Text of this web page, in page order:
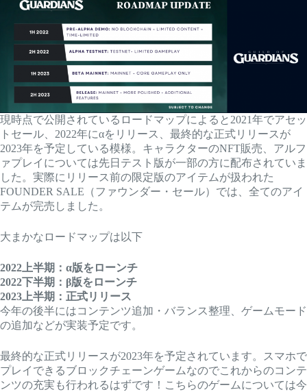
現時点で公開されているロードマップによると2021年でアセッ
トセール、2022年にαをリリース、最終的な正式リリースが
2023年を予定している模様。キャラクターのNFT販売、アルフ
ァプレイについては先日テスト版が一部の方に配布されていま
した。実際にリリース前の限定版のアイテムが扱われた
FOUNDER SALE（ファウンダー・セール）では、全てのアイ
テムが完売しました。
大まかなロードマップは以下
2022上半期：α版をローンチ
2022下半期：β版をローンチ
2023上半期：正式リリース
今年の後半にはコンテンツ追加・バランス整理、ゲームモード
の追加などが実装予定です。
最終的な正式リリースが2023年を予定されています。スマホで
プレイできるブロックチェーンゲームなのでこれからのコンテ
ンツの充実も行われるはずです！こちらのゲームについては今